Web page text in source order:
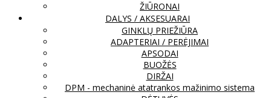
ŽIŪRONAI
DALYS / AKSESUARAI
GINKLŲ PRIEŽIŪRA
ADAPTERIAI / PERĖJIMAI
APSODAI
BUOŽĖS
DIRŽAI
DPM - mechaninė atatrankos mažinimo sistema